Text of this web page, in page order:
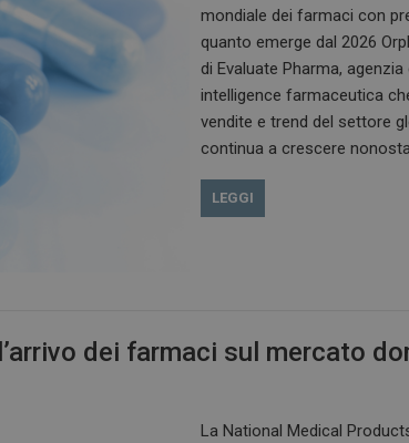
mondiale dei farmaci con
quanto emerge dal 2026
di Evaluate Pharma, agenzia
intelligence farmaceutica
vendite e trend del settore
continua a crescere
LEGGI
dei farmaci sul mercato
La National Medical